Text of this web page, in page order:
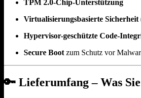
TPM 2.0-Chip-Unterstützung
Virtualisierungsbasierte Sicherheit
Hypervisor-geschützte Code-
Secure Boot zum Schutz vor
🔑 Lieferumfang – Was